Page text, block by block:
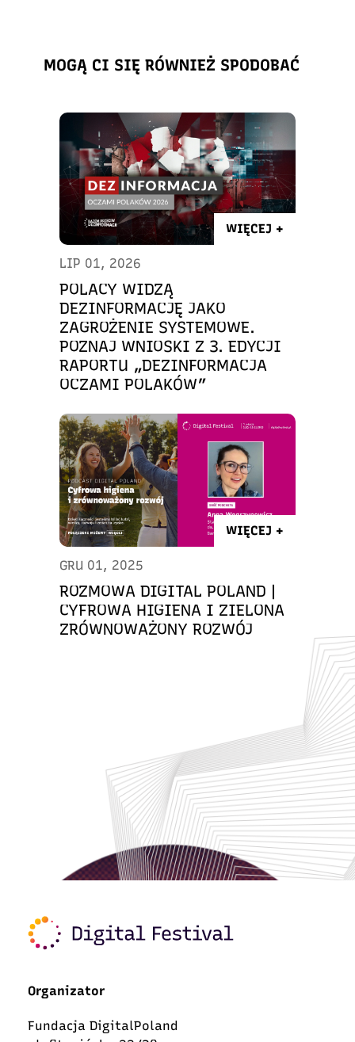
MOGĄ CI SIĘ RÓWNIEŻ SPODOBAĆ
WIĘCEJ +
LIP 01, 2026
POLACY WIDZĄ
DEZINFORMACJĘ JAKO
ZAGROŻENIE SYSTEMOWE.
POZNAJ WNIOSKI Z 3. EDYCJI
RAPORTU „DEZINFORMACJA
OCZAMI POLAKÓW”
WIĘCEJ +
GRU 01, 2025
ROZMOWA DIGITAL POLAND |
CYFROWA HIGIENA I ZIELONA
ZRÓWNOWAŻONY ROZWÓJ
Organizator
Fundacja DigitalPoland